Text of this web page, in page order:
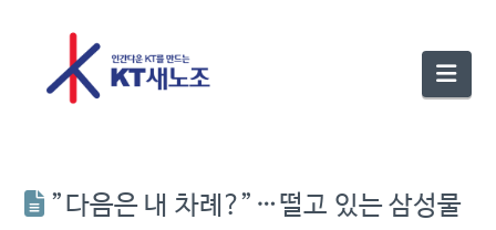
”다음은 내 차례?”…떨고 있는 삼성물